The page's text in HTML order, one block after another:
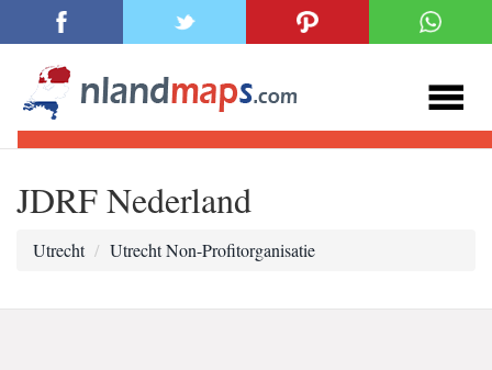
JDRF Nederland
Utrecht Utrecht Non-Profitorganisatie